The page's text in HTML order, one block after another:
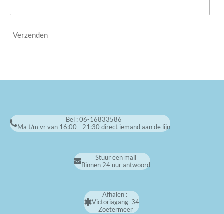
Verzenden
Bel : 06-16833586
Ma t/m vr van 16:00 - 21:30 direct iemand aan de lijn
Stuur een mail
Binnen 24 uur antwoord
Afhalen :
Victoriagang 34
Zoetermeer